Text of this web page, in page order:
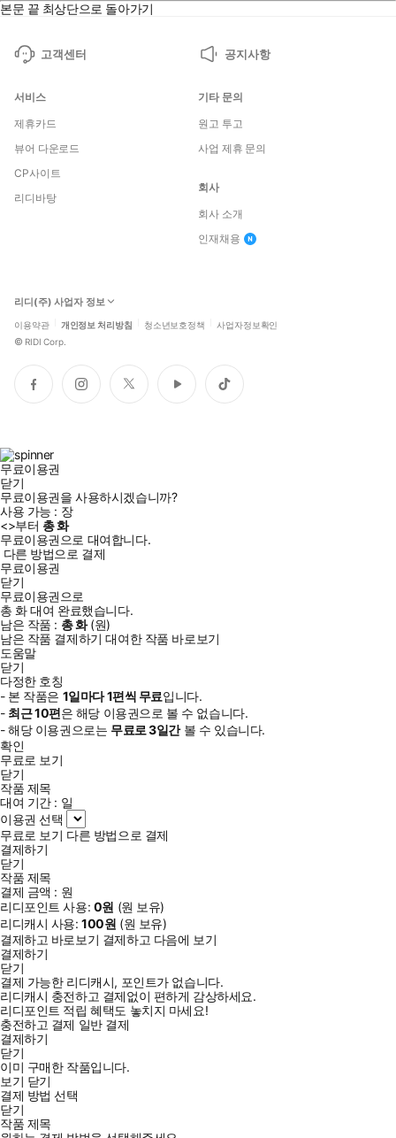
본문 끝 최상단으로 돌아가기
고객센터 공지사항
서비스
제휴카드
뷰어 다운로드
CP사이트
리디바탕
기타 문의
원고 투고
사업 제휴 문의
회사
회사 소개
인재채용
리디(주) 사업자 정보
이용약관 개인정보 처리방침 청소년보호정책 사업자정보확인
© RIDI Corp.
페
이
인
스
트
위
유
튜
틱
톡
무료이용권
닫기
무료이용권을 사용하시겠습니까?
사용 가능 : 장
<>부터 총화
무료이용권으로 대여합니다.
다른 방법으로 결제
무료이용권
닫기
무료이용권으로
총화대여 완료했습니다.
남은 작품 : 총화(원)
남은 작품 결제하기 대여한 작품 바로보기
도움말
닫기
다정한 호칭
- 본 작품은 1일마다1편씩 무료입니다.
- 최근10편은 해당 이용권으로 볼 수 없습니다.
- 해당 이용권으로는 무료로3일간볼 수 있습니다.
확인
무료로 보기
닫기
작품 제목
대여 기간 : 일
이용권 선택
무료로 보기 다른 방법으로 결제
결제하기
닫기
작품 제목
결제 금액 : 원
리디포인트 사용: 0원 (원 보유)
리디캐시 사용:100원 (원 보유)
결제하고 바로보기 결제하고 다음에 보기
결제하기
닫기
결제 가능한 리디캐시, 포인트가 없습니다.
리디캐시 충전하고 결제없이 편하게 감상하세요.
리디포인트 적립 혜택도 놓치지 마세요!
충전하고 결제 일반 결제
결제하기
닫기
이미 구매한 작품입니다.
보기 닫기
결제 방법 선택
닫기
작품 제목